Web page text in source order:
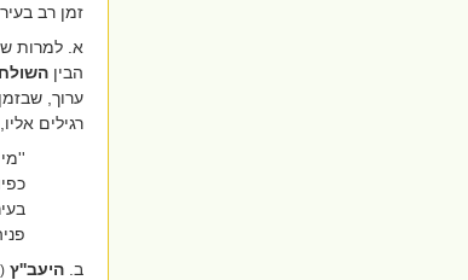
זמן רב
א. למרות
הבין
ערוך,
רגילים
ב. היעב''ץ